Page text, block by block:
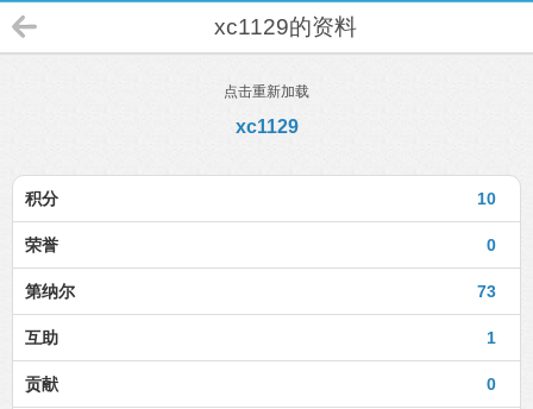
xc1129的资料
点击重新加载
xc1129
10
积分
0
荣誉
73
第纳尔
1
互助
0
贡献